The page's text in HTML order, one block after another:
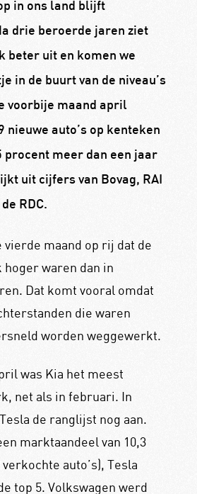
in ons land blijft
drie beroerde jaren ziet
beter uit en komen we
in de buurt van de niveau’s
voorbije maand april
nieuwe auto’s op kenteken
procent meer dan een jaar
uit cijfers van Bovag, RAI
RDC.
vierde maand op rij dat de
waren dan in
Dat komt vooral omdat
die waren
worden weggewerkt.
was Kia het meest
net als in februari. In
de ranglijst nog aan.
marktaandeel van 10,3
auto’s), Tesla
top 5. Volkswagen werd